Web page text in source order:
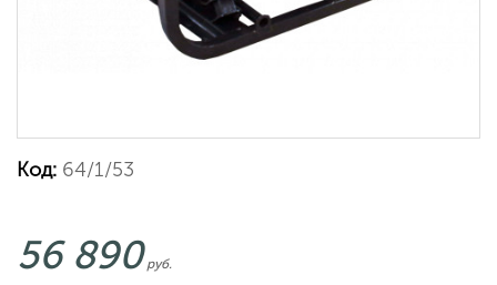
Код: 64/1/53
56 890 руб.